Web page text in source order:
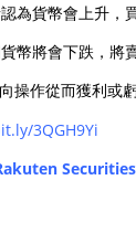
為貨幣會上升，
幣將會下跌，將
操作從而獲利或
3QGH9Yi